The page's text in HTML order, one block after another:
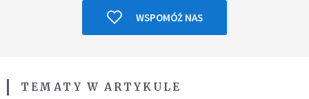
WSPOMÓŻ NAS
TEMATY W ARTYKULE